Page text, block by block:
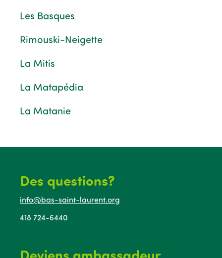
Les Basques
Rimouski-Neigette
La Mitis
La Matapédia
La Matanie
Des questions?
info@bas-saint-laurent.org
418 724-6440